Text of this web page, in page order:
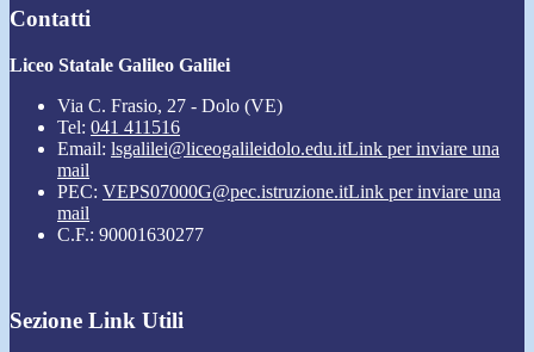
Contatti
Liceo Statale Galileo Galilei
Via C. Frasio, 27 - Dolo (VE)
Tel: 041 411516
Email: lsgalilei@liceogalileidolo.edu.itLink per inviare una
mail
PEC: VEPS07000G@pec.istruzione.itLink per inviare una
mail
C.F.: 90001630277
Sezione Link Utili